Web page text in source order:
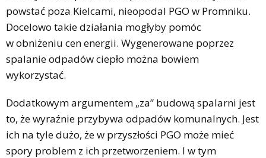
powstać poza Kielcami, nieopodal PGO w Promniku.
Docelowo takie działania mogłyby pomóc
w obniżeniu cen energii. Wygenerowane poprzez
spalanie odpadów ciepło można bowiem
wykorzystać.
Dodatkowym argumentem „za” budową spalarni jest
to, że wyraźnie przybywa odpadów komunalnych. Jest
ich na tyle dużo, że w przyszłości PGO może mieć
spory problem z ich przetworzeniem. I w tym